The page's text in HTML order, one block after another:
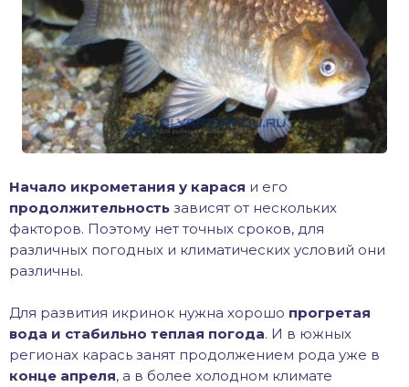
Начало икрометания у карася и его
продолжительность зависят от нескольких
факторов. Поэтому нет точных сроков, для
различных погодных и климатических условий они
различны.
Для развития икринок нужна хорошо прогретая
вода и стабильно теплая погода. И в южных
регионах карась занят продолжением рода уже в
конце апреля, а в более холодном климате
амур